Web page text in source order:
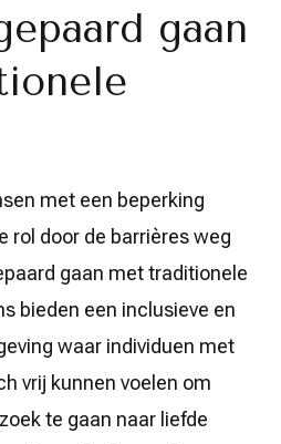
gaan
met een beperking
rol door de barrières weg
gaan met traditionele
bieden een inclusieve en
waar individuen met
vrij kunnen voelen om
te gaan naar liefde